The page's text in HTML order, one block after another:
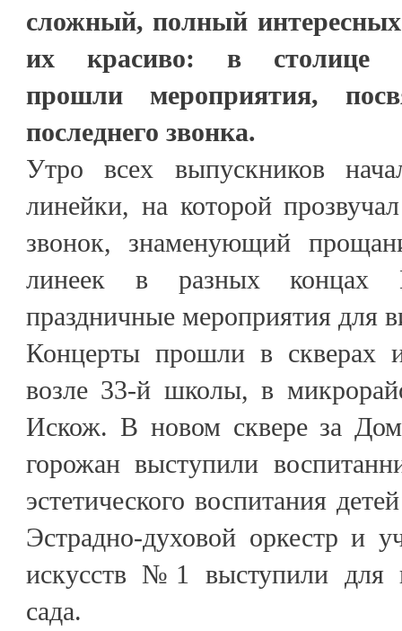
сложный, полный
их красиво: в столице
прошли мероприятия,
последнего звонка.
Утро всех выпускников
линейки, на которой
звонок, знаменующий
линеек в разных концах
праздничные мероприятия для
Концерты прошли в скверах
возле 33-й школы, в
Искож. В новом сквере за
горожан выступили
эстетического воспитания
Эстрадно-духовой оркестр и
искусств №1 выступили для
сада.